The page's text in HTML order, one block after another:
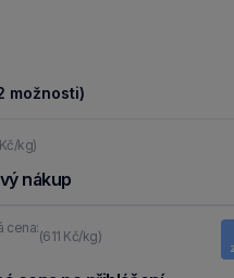
možnosti)
kg)
nákup
cena:
(611 Kč/kg)